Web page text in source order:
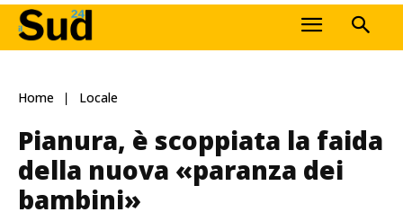
Home Locale
Pianura, è scoppiata la faida
della nuova «paranza dei
bambini»